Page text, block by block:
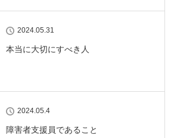
2024.05.31
本当に大切にすべき人
2024.05.4
障害者支援員であること